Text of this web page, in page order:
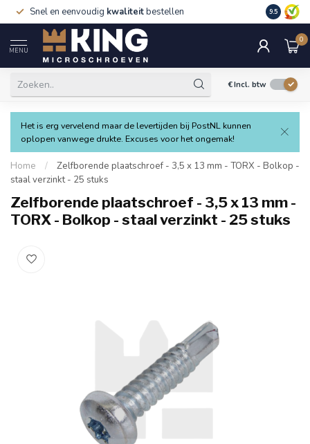
Snel en eenvoudig kwaliteitbestellen 9.5
MENU
0
€Incl. btw
Het is erg vervelend maar de levertijden bij PostNL kunnen
oplopen vanwege drukte. Excuses voor het ongemak!
Home /
Zelfborende plaatschroef - 3,5 x 13 mm - TORX - Bolkop -
staal verzinkt - 25 stuks
Zelfborende plaatschroef - 3,5 x 13 mm -
TORX - Bolkop - staal verzinkt - 25 stuks